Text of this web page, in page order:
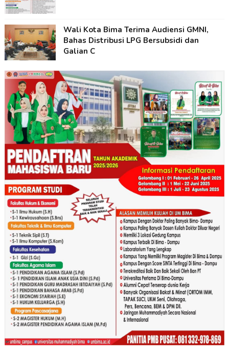
Wali Kota Bima Terima Audiensi GMNI,
Bahas Distribusi LPG Bersubsidi dan
Galian C